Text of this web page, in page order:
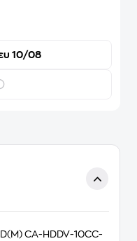
10/08
CA-HDDV-10CC-